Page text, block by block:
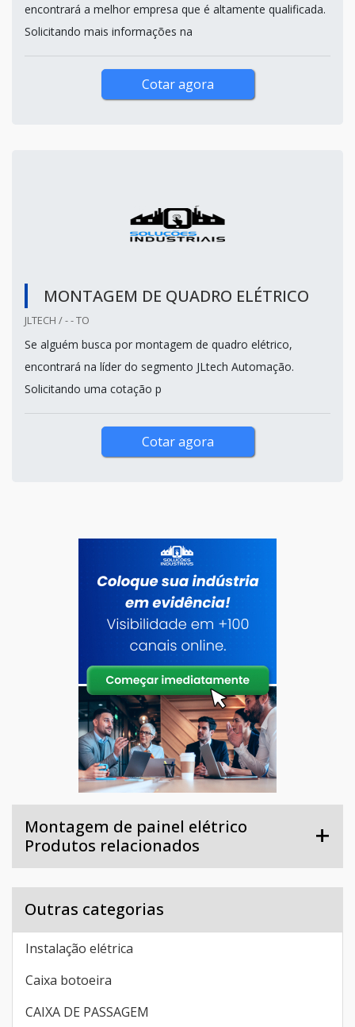
encontrará a melhor empresa que é altamente qualificada.
Solicitando mais informações na
Cotar agora
MONTAGEM DE QUADRO ELÉTRICO
JLTECH / - - TO
Se alguém busca por montagem de quadro elétrico,
encontrará na líder do segmento JLtech Automação.
Solicitando uma cotação p
Cotar agora
Montagem de painel elétrico
Produtos relacionados
Outras categorias
Instalação elétrica
Caixa botoeira
CAIXA DE PASSAGEM